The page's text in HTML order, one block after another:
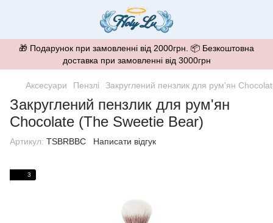
🎁 Подарунок при замовленні від 2000грн. 📦 Безкоштовна
доставка при замовленні від 3000грн
Аксесуари Пензлі Закруглений пензлик для рум'ян
Закруглений пензлик для рум'ян
Chocolate (The Sweetie Bear)
Артикул: TSBRBBC Написати відгук
3